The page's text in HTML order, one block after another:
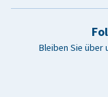
Bleiben Sie